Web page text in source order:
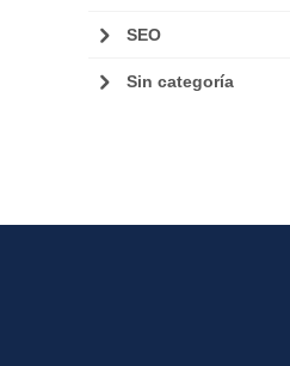
SEO
Sin categoría